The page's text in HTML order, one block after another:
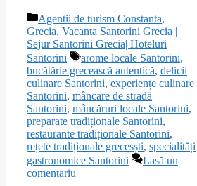
Categorii
Agentii de turism Constanta,
Grecia, Vacanta Santorini Grecia |
Sejur Santorini Grecia| Hoteluri
Santorini
Etichete
arome locale Santorini,
bucătărie grecească autentică, delicii
culinare Santorini, experiențe culinare
Santorini, mâncare de stradă
Santorini, mâncăruri locale Santorini,
preparate tradiționale Santorini,
restaurante tradiționale Santorini,
rețete tradiționale grecesști, specialități
gastronomice Santorini
Lasă un
comentariu